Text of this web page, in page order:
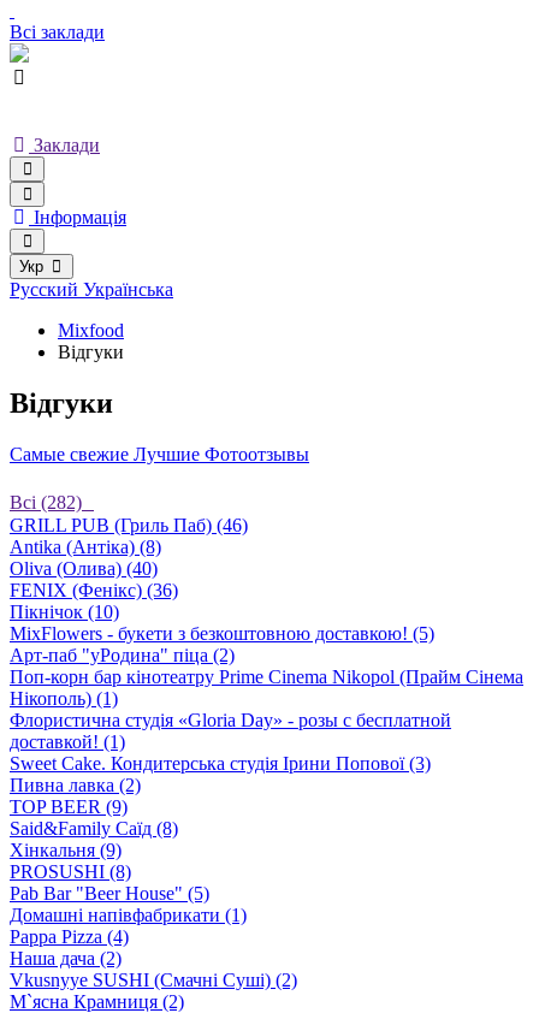
Всі заклади
Заклади
Інформація
Укр
Русский Українська
Mixfood
Відгуки
Відгуки
Самые свежие Лучшие Фотоотзывы
Bсі (282)
GRILL PUB (Гриль Паб) (46)
Antika (Антіка) (8)
Oliva (Олива) (40)
FENIX (Фенікс) (36)
Пікнічок (10)
MixFlowers - букети з безкоштовною доставкою! (5)
Арт-паб "уРодина" піца (2)
Поп-корн бар кінотеатру Prime Cinema Nikopol (Прайм Сінема
Нікополь) (1)
Флористична студія «Gloriа Day» - розы с бесплатной
доставкой! (1)
Sweet Cake. Кондитерська студія Ірини Попової (3)
Пивна лавка (2)
TOP BEER (9)
Said&Family Саїд (8)
Хінкальня (9)
PROSUSHI (8)
Pab Bar "Beer House" (5)
Домашні напівфабрикати (1)
Pappa Pizza (4)
Наша дача (2)
Vkusnyye SUSHI (Смачні Суші) (2)
М`ясна Крамниця (2)